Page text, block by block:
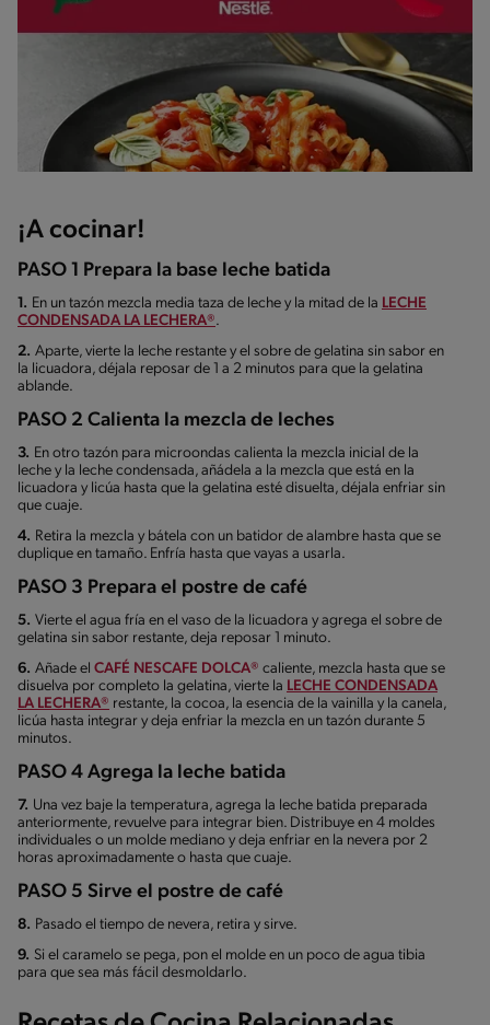
¡A cocinar!
PASO 1 Prepara la base leche batida
1. En un tazón mezcla media taza de leche y la mitad de la LECHE
CONDENSADA LA LECHERA®.
2. Aparte, vierte la leche restante y el sobre de gelatina sin sabor en
la licuadora, déjala reposar de 1 a 2 minutos para que la gelatina
ablande.
PASO 2 Calienta la mezcla de leches
3. En otro tazón para microondas calienta la mezcla inicial de la
leche y la leche condensada, añádela a la mezcla que está en la
licuadora y licúa hasta que la gelatina esté disuelta, déjala enfriar sin
que cuaje.
4. Retira la mezcla y bátela con un batidor de alambre hasta que se
duplique en tamaño. Enfría hasta que vayas a usarla.
PASO 3 Prepara el postre de café
5. Vierte el agua fría en el vaso de la licuadora y agrega el sobre de
gelatina sin sabor restante, deja reposar 1 minuto.
6. Añade el CAFÉ NESCAFE DOLCA® caliente, mezcla hasta que se
disuelva por completo la gelatina, vierte la LECHE CONDENSADA
LA LECHERA® restante, la cocoa, la esencia de la vainilla y la canela,
licúa hasta integrar y deja enfriar la mezcla en un tazón durante 5
minutos.
PASO 4 Agrega la leche batida
7. Una vez baje la temperatura, agrega la leche batida preparada
anteriormente, revuelve para integrar bien. Distribuye en 4 moldes
individuales o un molde mediano y deja enfriar en la nevera por 2
horas aproximadamente o hasta que cuaje.
PASO 5 Sirve el postre de café
8. Pasado el tiempo de nevera, retira y sirve.
9. Si el caramelo se pega, pon el molde en un poco de agua tibia
para que sea más fácil desmoldarlo.